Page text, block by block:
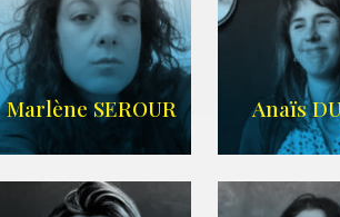
Imdb,Wikipedia Agence
Marlène SEROUR Anaïs